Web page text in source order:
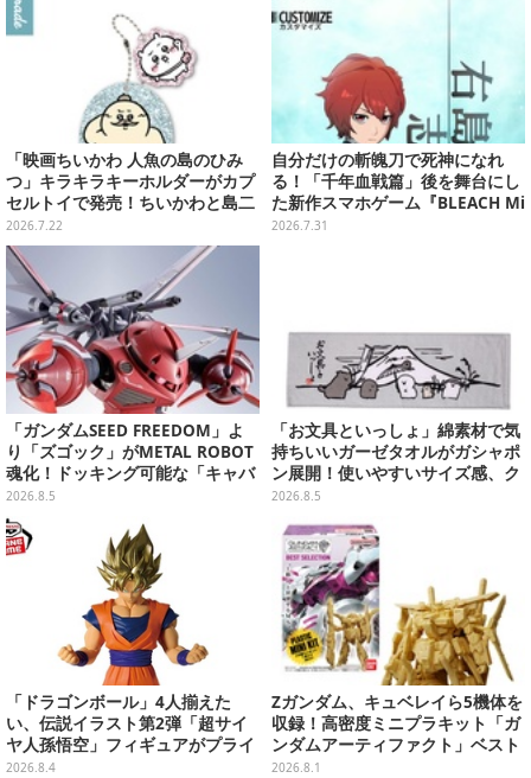
「映画ちいかわ 人魚の島のひみ
つ」キラキラキーホルダーがカプ
セルトイで発売！ちいかわと島二
郎など全8種、2個セットのスペシ
ャル仕様も
2026.7.22
自分だけの斬魄刀で死神になれ
る！「千年血戦篇」後を舞台にし
た新作スマホゲーム『BLEACH Mi
rrors High』クローズドβテスト
2026.7.31
「ガンダムSEED FREEDOM」よ
り「ズゴック」がMETAL ROBOT
魂化！ドッキング可能な「キャバ
リアーアイフリッド」も同時に予
約開始
2026.8.5
「お文具といっしょ」綿素材で気
持ちいいガーゼタオルがガシャポ
ン展開！使いやすいサイズ感、ク
ールな和柄や可愛らしいお寿司な
2026.8.5
「ドラゴンボール」4人揃えた
い、伝説イラスト第2弾「超サイ
ヤ人孫悟空」フィギュアがプライ
ズ展開！ビッグサイズの「筋斗
2026.8.4
Zガンダム、キュベレイら5機体を
収録！高密度ミニプラキット「ガ
ンダムアーティファクト」ベスト
セレクションが10月発売
2026.8.1